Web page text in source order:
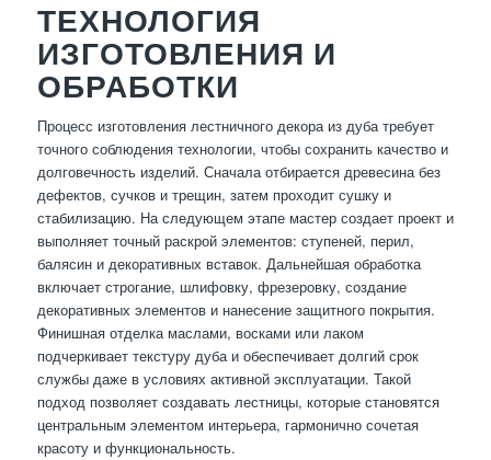
ТЕХНОЛОГИЯ
ИЗГОТОВЛЕНИЯ И
ОБРАБОТКИ
Процесс изготовления лестничного декора из дуба требует
точного соблюдения технологии, чтобы сохранить качество и
долговечность изделий. Сначала отбирается древесина без
дефектов, сучков и трещин, затем проходит сушку и
стабилизацию. На следующем этапе мастер создает проект и
выполняет точный раскрой элементов: ступеней, перил,
балясин и декоративных вставок. Дальнейшая обработка
включает строгание, шлифовку, фрезеровку, создание
декоративных элементов и нанесение защитного покрытия.
Финишная отделка маслами, восками или лаком
подчеркивает текстуру дуба и обеспечивает долгий срок
службы даже в условиях активной эксплуатации. Такой
подход позволяет создавать лестницы, которые становятся
центральным элементом интерьера, гармонично сочетая
красоту и функциональность.